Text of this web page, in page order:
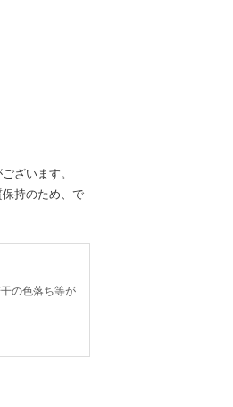
ざいます。
持のため、で
の色落ち等が